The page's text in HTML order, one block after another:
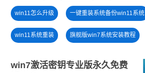
win11怎么升级 一键重装系统备份win11系统
win11系统重装 旗舰版win7系统安装教程
win7激活密钥专业版永久免费